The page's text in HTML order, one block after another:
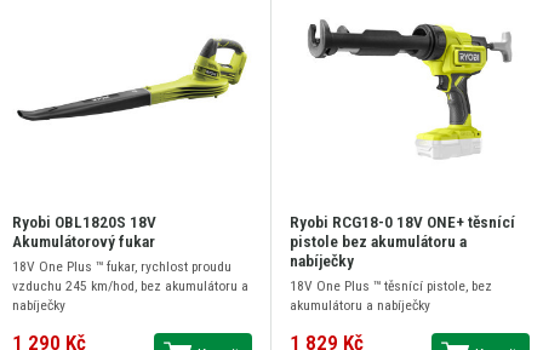
Ryobi OBL1820S 18V
Akumulátorový fukar
18V One Plus ™ fukar, rychlost proudu
vzduchu 245 km/hod, bez akumulátoru a
nabíječky
1 290 Kč
Ryobi RCG18-0 18V ONE+ těsnící
pistole bez akumulátoru a
nabíječky
18V One Plus ™ těsnící pistole, bez
akumulátoru a nabíječky
1 829 Kč